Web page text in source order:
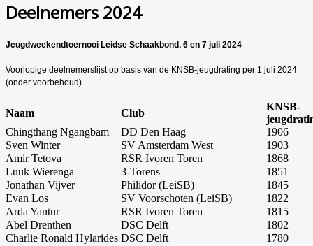
Deelnemers 2024
Jeugdweekendtoernooi Leidse Schaakbond, 6 en 7 juli 2024
Voorlopige deelnemerslijst op basis van de KNSB-jeugdrating per 1 juli 2024
(onder voorbehoud).
Naam Club
KNSB-
Chingthang Ngangbam
DD Den Haag
1906
Sven Winter
SV Amsterdam West
1903
Amir Tetova
RSR Ivoren Toren
1868
Luuk Wierenga
3-Torens
1851
Jonathan Vijver
Philidor (LeiSB)
1845
Evan Los
SV Voorschoten (LeiSB)
1822
Arda Yantur
RSR Ivoren Toren
1815
Abel Drenthen
DSC Delft
1802
Charlie Ronald Hylarides DSC Delft
1780